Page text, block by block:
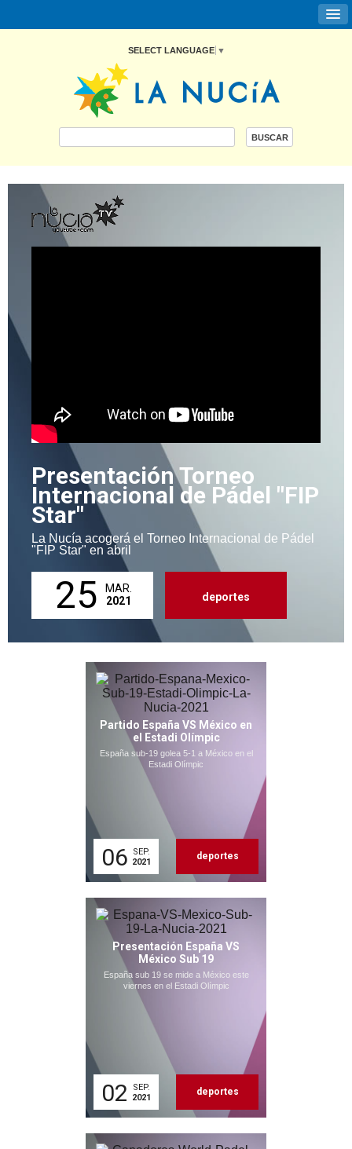
SELECT LANGUAGE ▼
Presentación Torneo
Internacional de Pádel "FIP
Star"
La Nucía acogerá el Torneo Internacional de Pádel
"FIP Star" en abril
25
MAR.
2021
deportes
Partido España VS México en
el Estadi Olímpic
España sub-19 golea 5-1 a México en el
Estadi Olímpic
06
SEP.
2021
deportes
Presentación España VS
México Sub 19
España sub 19 se mide a México este
viernes en el Estadi Olímpic
02
SEP.
2021
deportes